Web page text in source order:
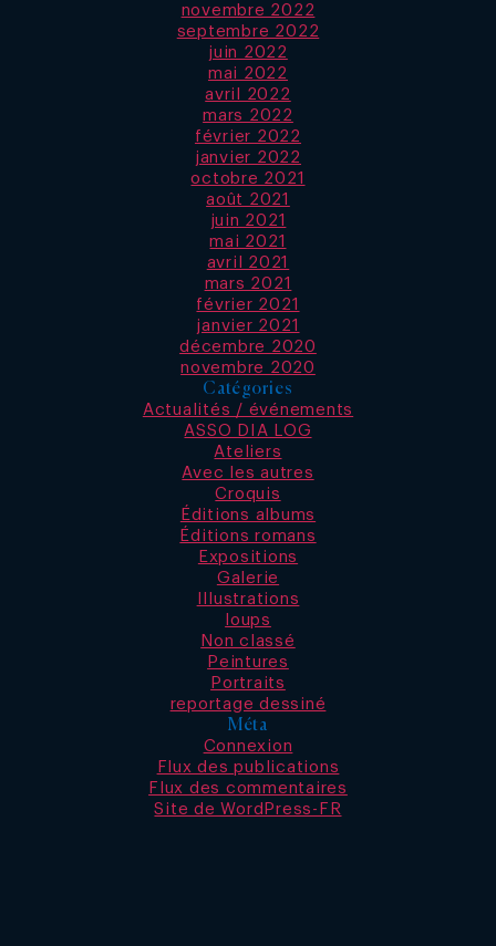
novembre 2022
septembre 2022
juin 2022
mai 2022
avril 2022
mars 2022
février 2022
janvier 2022
octobre 2021
août 2021
juin 2021
mai 2021
avril 2021
mars 2021
février 2021
janvier 2021
décembre 2020
novembre 2020
Catégories
Actualités / événements
ASSO DIA LOG
Ateliers
Avec les autres
Croquis
Éditions albums
Éditions romans
Expositions
Galerie
Illustrations
loups
Non classé
Peintures
Portraits
reportage dessiné
Méta
Connexion
Flux des publications
Flux des commentaires
Site de WordPress-FR